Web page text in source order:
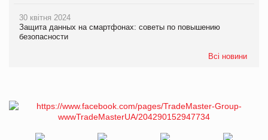
30 квітня 2024
Защита данных на смартфонах: советы по повышению
безопасности
Всі новини